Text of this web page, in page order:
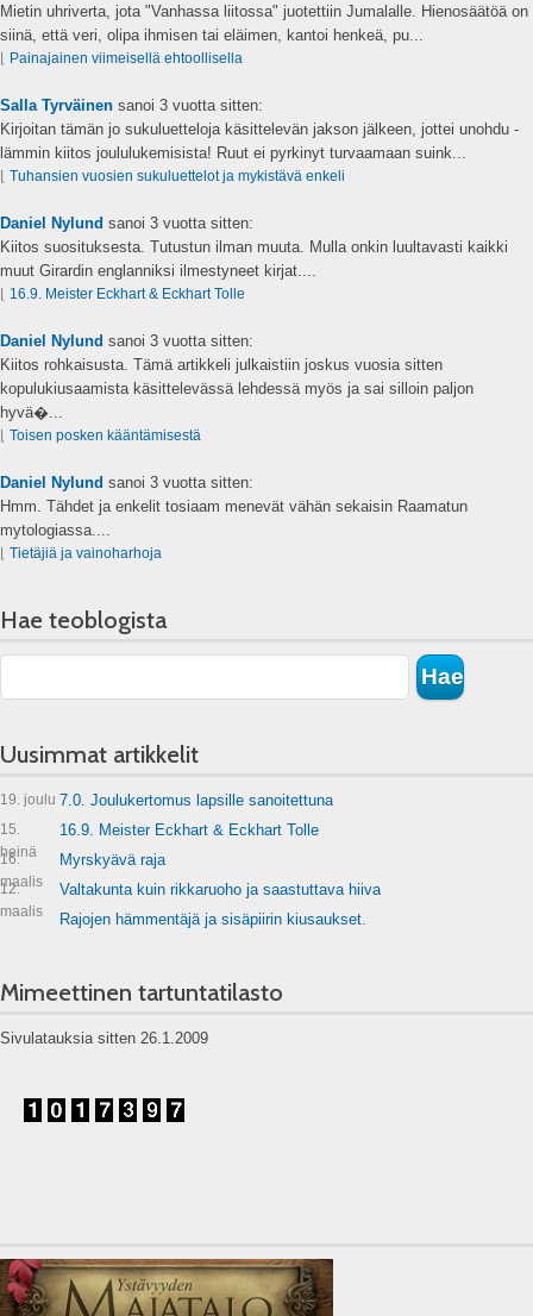
Mietin uhriverta, jota "Vanhassa liitossa" juotettiin Jumalalle. Hienosäätöä on
siinä, että veri, olipa ihmisen tai eläimen, kantoi henkeä, pu...
⌊ Painajainen viimeisellä ehtoollisella
Salla Tyrväinen sanoi 3 vuotta sitten:
Kirjoitan tämän jo sukuluetteloja käsittelevän jakson jälkeen, jottei unohdu -
lämmin kiitos joululukemisista! Ruut ei pyrkinyt turvaamaan suink...
⌊ Tuhansien vuosien sukuluettelot ja mykistävä enkeli
Daniel Nylund sanoi 3 vuotta sitten:
Kiitos suosituksesta. Tutustun ilman muuta. Mulla onkin luultavasti kaikki
muut Girardin englanniksi ilmestyneet kirjat....
⌊ 16.9. Meister Eckhart & Eckhart Tolle
Daniel Nylund sanoi 3 vuotta sitten:
Kiitos rohkaisusta. Tämä artikkeli julkaistiin joskus vuosia sitten
kopulukiusaamista käsittelevässä lehdessä myös ja sai silloin paljon
hyvä�...
⌊ Toisen posken kääntämisestä
Daniel Nylund sanoi 3 vuotta sitten:
Hmm. Tähdet ja enkelit tosiaam menevät vähän sekaisin Raamatun
mytologiassa....
⌊ Tietäjiä ja vainoharhoja
Hae teoblogista
Uusimmat artikkelit
19. joulu 7.0. Joulukertomus lapsille sanoitettuna
15.
heinä
16.9. Meister Eckhart & Eckhart Tolle
16.
maalis
Myrskyävä raja
12.
maalis
Valtakunta kuin rikkaruoho ja saastuttava hiiva
Rajojen hämmentäjä ja sisäpiirin kiusaukset.
Mimeettinen tartuntatilasto
Sivulatauksia sitten 26.1.2009